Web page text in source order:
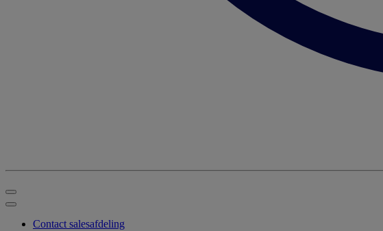
Contact salesafdeling